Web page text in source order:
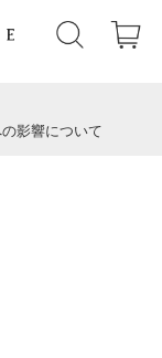
影響について